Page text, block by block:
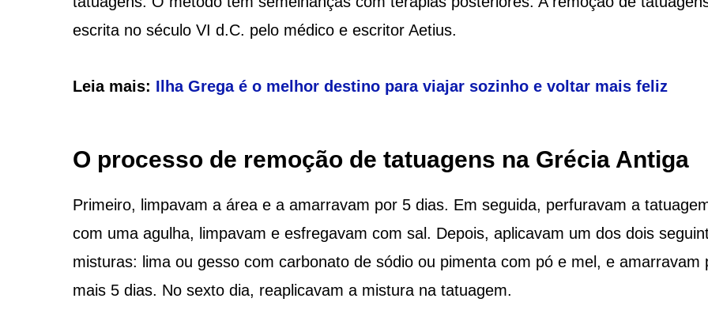
escrita no século VI d.C. pelo médico e escritor Aetius.
Leia mais: Ilha Grega é o melhor destino para viajar sozinho e voltar mais feliz
O processo de remoção de tatuagens na Grécia Antiga
Primeiro, limpavam a área e a amarravam por 5 dias. Em seguida, perfuravam a
com uma agulha, limpavam e esfregavam com sal. Depois, aplicavam um dos dois
misturas: lima ou gesso com carbonato de sódio ou pimenta com pó e mel, e amarravam
mais 5 dias. No sexto dia, reaplicavam a mistura na tatuagem.